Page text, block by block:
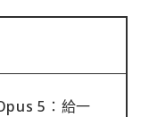
5：給一